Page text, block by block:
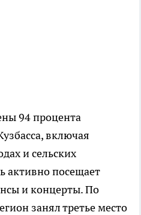
94 процента
включая
и сельских
активно посещает
и концерты. По
занял третье место